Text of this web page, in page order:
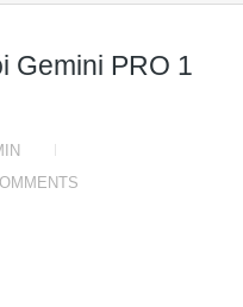
Gemini PRO 1